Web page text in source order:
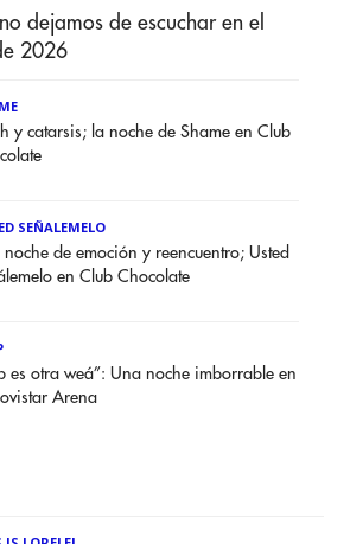
dejamos de escuchar en el
2026
y catarsis; la noche de Shame en Club
SEÑALEMELO
noche de emoción y reencuentro; Usted
en Club Chocolate
es otra weá”: Una noche imborrable en
Arena